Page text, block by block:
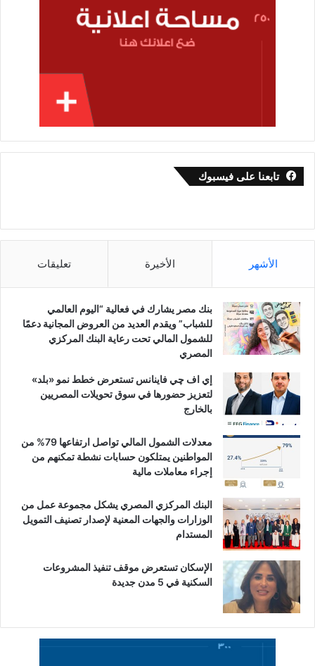
مشيدة
الحيوي
الذي
الأمم
ووكالاتها
التابعة
في
دعم
أولويات
الحكومة
التنمية
المستدامة،
من
خلال
الإطار
الاستراتيجي
للشراكة
2018-
2022
بين
مصر
والأمم
وأثنت
"المشاط"
على
الجهود
المبذولة
تابعنا على فيسبوك
الأشهر الأخيرة تعليقات
بنك مصر يشارك في فعالية “اليوم العالمي
للشباب” ويقدم العديد من العروض المجانية دعمًا
للشمول المالي تحت رعاية البنك المركزي
المصري
إي اف چي فاينانس تستعرض خطط نمو «بلد»
لتعزيز حضورها في سوق تحويلات المصريين
بالخارج
معدلات الشمول المالي تواصل ارتفاعها 79% من
المواطنين يمتلكون حسابات نشطة تمكنهم من
إجراء معاملات مالية
البنك المركزي المصري يشكل مجموعة عمل من
الوزارات والجهات المعنية لإصدار تصنيف التمويل
المستدام
الإسكان تستعرض موقف تنفيذ المشروعات
السكنية في 5 مدن جديدة